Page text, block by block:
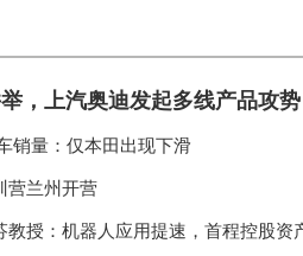
，上汽奥迪发起多线产品攻势
销量：仅本田出现下滑
营兰州开营
教授：机器人应用提速，首程控股资